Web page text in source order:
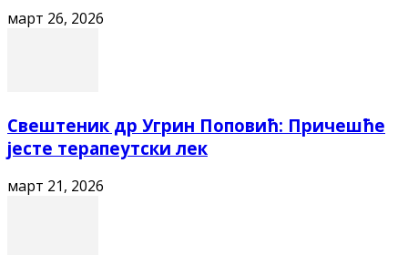
март 26, 2026
Свештеник др Угрин Поповић: Причешће
јесте терапеутски лек
март 21, 2026